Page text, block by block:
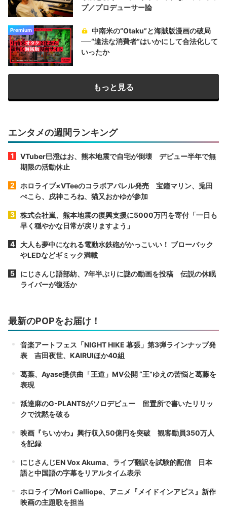
プ／プロデューサー論
Premium
中南米の“Otaku”と海賊版漫画の破局
──“違法な消費者”はいかにして合法化して
いったか
もっと見る
エンタメの週間ランキング
VTuber巳澄はお、熊本地震で自宅が倒壊 デビュー半年で無
期限の活動休止
ホロライブ×VTeeのコラボアパレル発売 宝鐘マリン、兎田
ぺこら、戌神ころね、猫又おかゆが参加
株式会社嵐、熊本地震の復興支援に5000万円を寄付「一日も
早く穏やかな日常が戻りますよう」
大人も夢中になれる電動水鉄砲がかっこいい！ ブローバック
やLEDなどギミック満載
にじさんじ語部紡、7年半ぶりに謎の動画を投稿 伝説の休眠
ライバーが復活か
最新のPOPをお届け！
音楽アートフェス「NIGHT HIKE 幕張」第3弾ラインナップ発
表 吉田夜世、KAIRUIほか40組
葛葉、Ayase提供曲「王道」MV公開 “王”ゆえの苦悩と葛藤を
表現
舐達麻のG-PLANTSがソロデビュー 留置所で書いたリリッ
クで沈黙を破る
映画『ちいかわ』興行収入50億円を突破 観客動員350万人
を記録
にじさんじEN Vox Akuma、ライブ翻訳を試験的配信 日本
語と中国語の字幕をリアルタイム表示
ホロライブMori Calliope、アニメ『メイドインアビス』新作
映画の主題歌を担当